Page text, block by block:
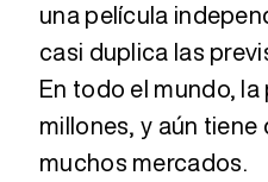
una película
casi duplica las
En todo el mundo,
millones, y aún tiene
muchos mercados.